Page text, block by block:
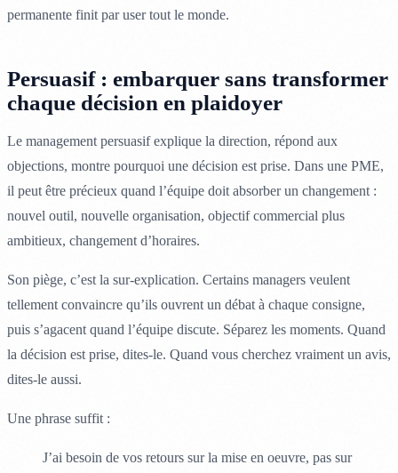
permanente finit par user tout le monde.
Persuasif : embarquer sans transformer
chaque décision en plaidoyer
Le management persuasif explique la direction, répond aux
objections, montre pourquoi une décision est prise. Dans une PME,
il peut être précieux quand l’équipe doit absorber un changement :
nouvel outil, nouvelle organisation, objectif commercial plus
ambitieux, changement d’horaires.
Son piège, c’est la sur-explication. Certains managers veulent
tellement convaincre qu’ils ouvrent un débat à chaque consigne,
puis s’agacent quand l’équipe discute. Séparez les moments. Quand
la décision est prise, dites-le. Quand vous cherchez vraiment un avis,
dites-le aussi.
Une phrase suffit :
J’ai besoin de vos retours sur la mise en oeuvre, pas sur